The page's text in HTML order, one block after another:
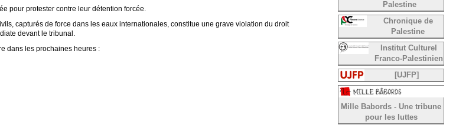
pour protester contre leur détention forcée.
capturés de force dans les eaux internationales, constitue une grave violation du droit
devant le tribunal.
dans les prochaines heures :
Palestine
Chronique de
Palestine
Institut Culturel
Franco-Palestinien
[UJFP]
Mille Babords - Une tribune
pour les luttes